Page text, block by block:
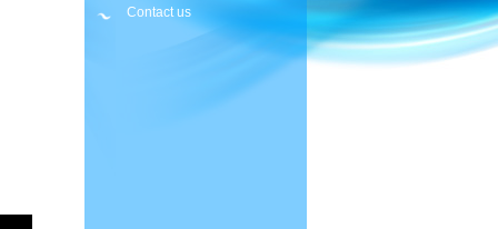
Contact us